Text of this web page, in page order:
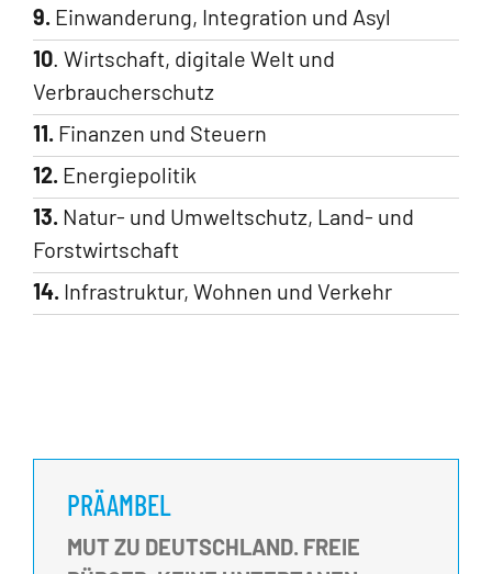
PRÄAMBEL
MUT ZU DEUTSCHLAND. FREIE
9. Einwanderung, Integration und Asyl
10. Wirtschaft, digitale Welt und
Verbraucherschutz
11. Finanzen und Steuern
12. Energiepolitik
13. Natur- und Umweltschutz, Land- und
Forstwirtschaft
14. Infrastruktur, Wohnen und Verkehr